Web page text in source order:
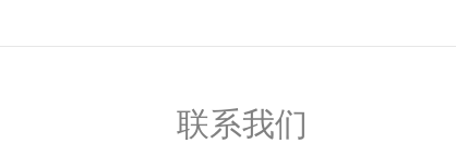
联系我们